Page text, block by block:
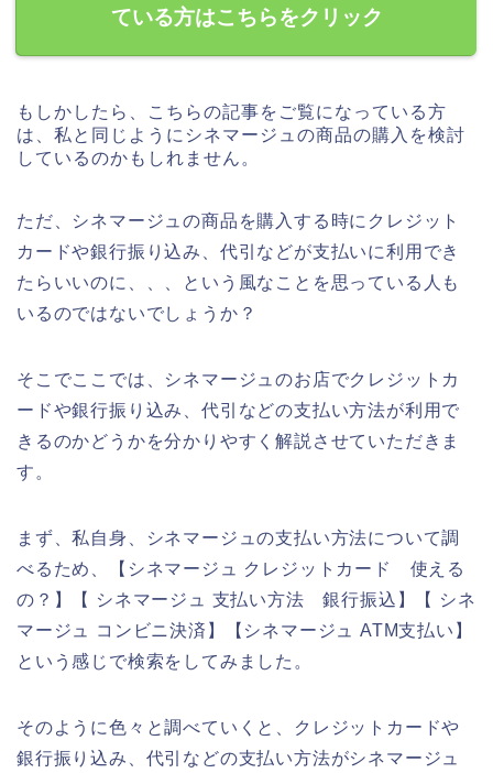
ている方はこちらをクリック
もしかしたら、こちらの記事をご覧になっている方
は、私と同じようにシネマージュの商品の購入を検討
しているのかもしれません。
ただ、シネマージュの商品を購入する時にクレジット
カードや銀行振り込み、代引などが支払いに利用でき
たらいいのに、、、という風なことを思っている人も
いるのではないでしょうか？
そこでここでは、シネマージュのお店でクレジットカ
ードや銀行振り込み、代引などの支払い方法が利用で
きるのかどうかを分かりやすく解説させていただきま
す。
まず、私自身、シネマージュの支払い方法について調
べるため、【シネマージュ クレジットカード 使える
の？】【 シネマージュ 支払い方法 銀行振込】【 シネ
マージュ コンビニ決済】【シネマージュ ATM支払い】
という感じで検索をしてみました。
そのように色々と調べていくと、クレジットカードや
銀行振り込み、代引などの支払い方法がシネマージュ